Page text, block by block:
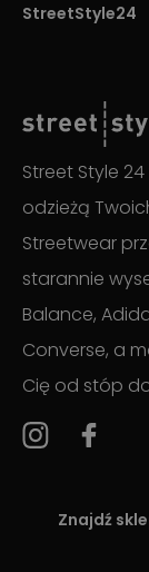
StreetStyle24
Street Style
odzieżą
Streetwear
starannie
Balance,
Converse, a
Cię od stóp
Znajdź